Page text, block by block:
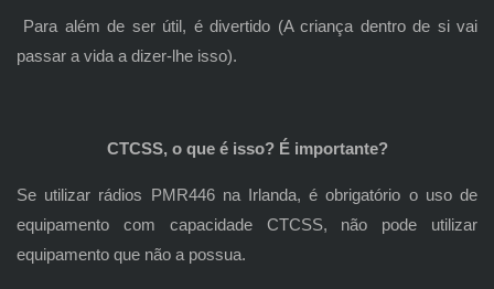
Para além de ser útil, é divertido (A criança dentro de si vai
passar a vida a dizer-lhe isso).
CTCSS, o que é isso? É importante?
Se utilizar rádios PMR446 na Irlanda, é obrigatório o uso de
equipamento com capacidade CTCSS, não pode utilizar
equipamento que não a possua.